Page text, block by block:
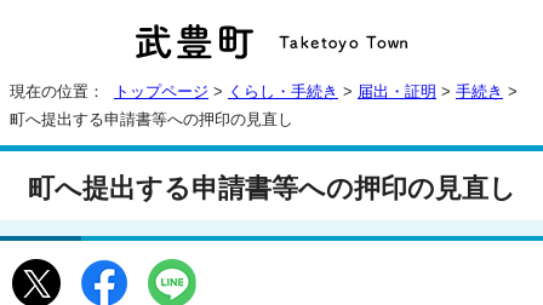
現在の位置： トップページ > くらし・手続き > 届出・証明 > 手続き >
町へ提出する申請書等への押印の見直し
町へ提出する申請書等への押印の見直し